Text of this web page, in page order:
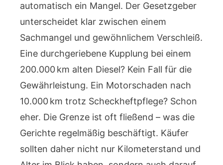
automatisch ein Mangel. Der Gesetzgeber
unterscheidet klar zwischen einem
Sachmangel und gewöhnlichem Verschleiß.
Eine durchgeriebene Kupplung bei einem
200.000 km alten Diesel? Kein Fall für die
Gewährleistung. Ein Motorschaden nach
10.000 km trotz Scheckheftpflege? Schon
eher. Die Grenze ist oft fließend – was die
Gerichte regelmäßig beschäftigt. Käufer
sollten daher nicht nur Kilometerstand und